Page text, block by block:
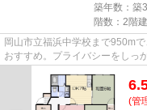
築年数：築
階数：2階建
岡山市立福浜中学校まで950m
おすすめ。プライバシーをしっ
(管